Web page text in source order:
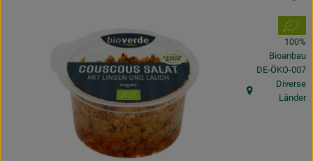
Obst & Gemüse
, Verband:
100%
Bioanbau
, Kontrollstelle:
DE-ÖKO-007
, Herkunft:
Diverse
Länder